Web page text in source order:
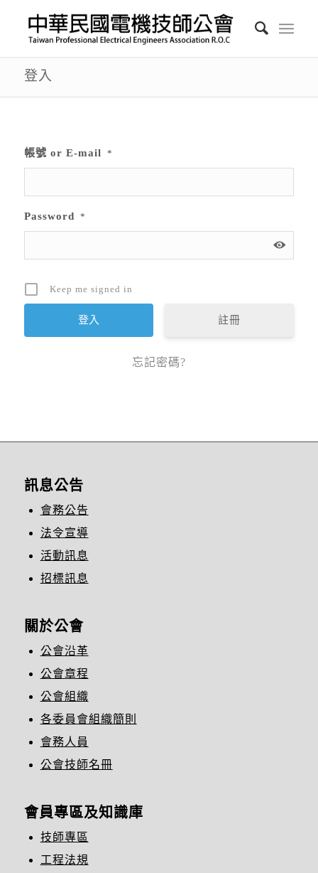
登入
帳號 or E-mail *
Password *
Keep me signed in
註冊
忘記密碼?
訊息公告
會務公告
法令宣導
活動訊息
招標訊息
關於公會
公會沿革
公會章程
公會組織
各委員會組織簡則
會務人員
公會技師名冊
會員專區及知識庫
技師專區
工程法規